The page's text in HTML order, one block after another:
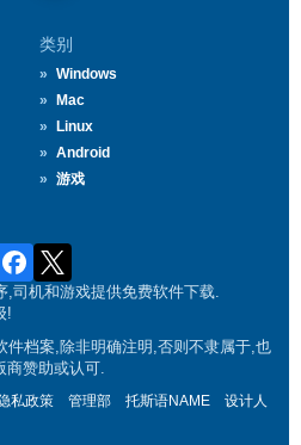
类别
Windows
Mac
Linux
Android
游戏
,司机和游戏提供免费软件下载.
!
件档案,除非明确注明,否则不隶属于,也
商赞助或认可.
私政策 管理部 托斯语NAME
设计人